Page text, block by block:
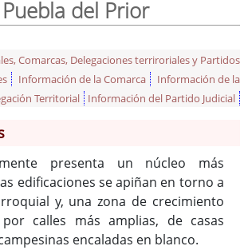
Puebla del Prior
Comarcas, Delegaciones terriroriales y Partidos
Información de la Comarca
Información de la
Territorial
Información del Partido Judicial
presenta un núcleo más
edificaciones se apiñan en torno a
y, una zona de crecimiento
calles más amplias, de casas
encaladas en blanco.